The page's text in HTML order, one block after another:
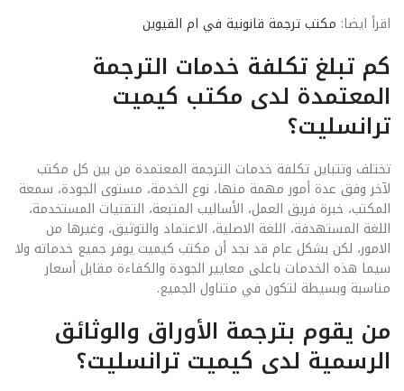
اقرأ ايضا: مكتب ترجمة قانونية في ام القيوين
كم تبلغ تكلفة خدمات الترجمة
المعتمدة لدى مكتب كيميت
ترانسليت؟
تختلف وتتباين تكلفة خدمات الترجمة المعتمدة من بين كل مكتب
لآخر وفق عدة أمور مهمة منها، نوع الخدمة، مستوى الجودة، سمعة
المكتب، خبرة فريق العمل، الأساليب المتبعة، التقنيات المستخدمة،
اللغة المستهدفة، اللغة الاصلية، الاعتماد والتوثيق، وغيرها من
الامور، لكن بشكل عام قد نجد أن مكتب كيميت يوفر جميع خدماته ولا
سيما هذه الخدمات باعلى معايير الجودة والكفاءة مقابل أسعار
مناسبة وبسيطة لتكون في متناول الجميع.
من يقوم بترجمة الأوراق والوثائق
الرسمية لدى كيميت ترانسليت؟